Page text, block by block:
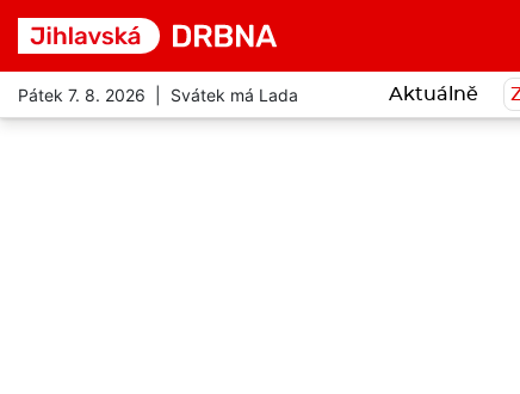
Pátek 7. 8. 2026 | Svátek má Lada Aktuálně